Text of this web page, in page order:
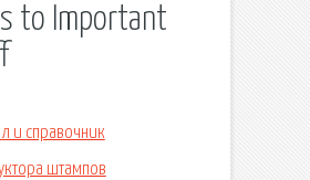
to Important
и справочник
штампов